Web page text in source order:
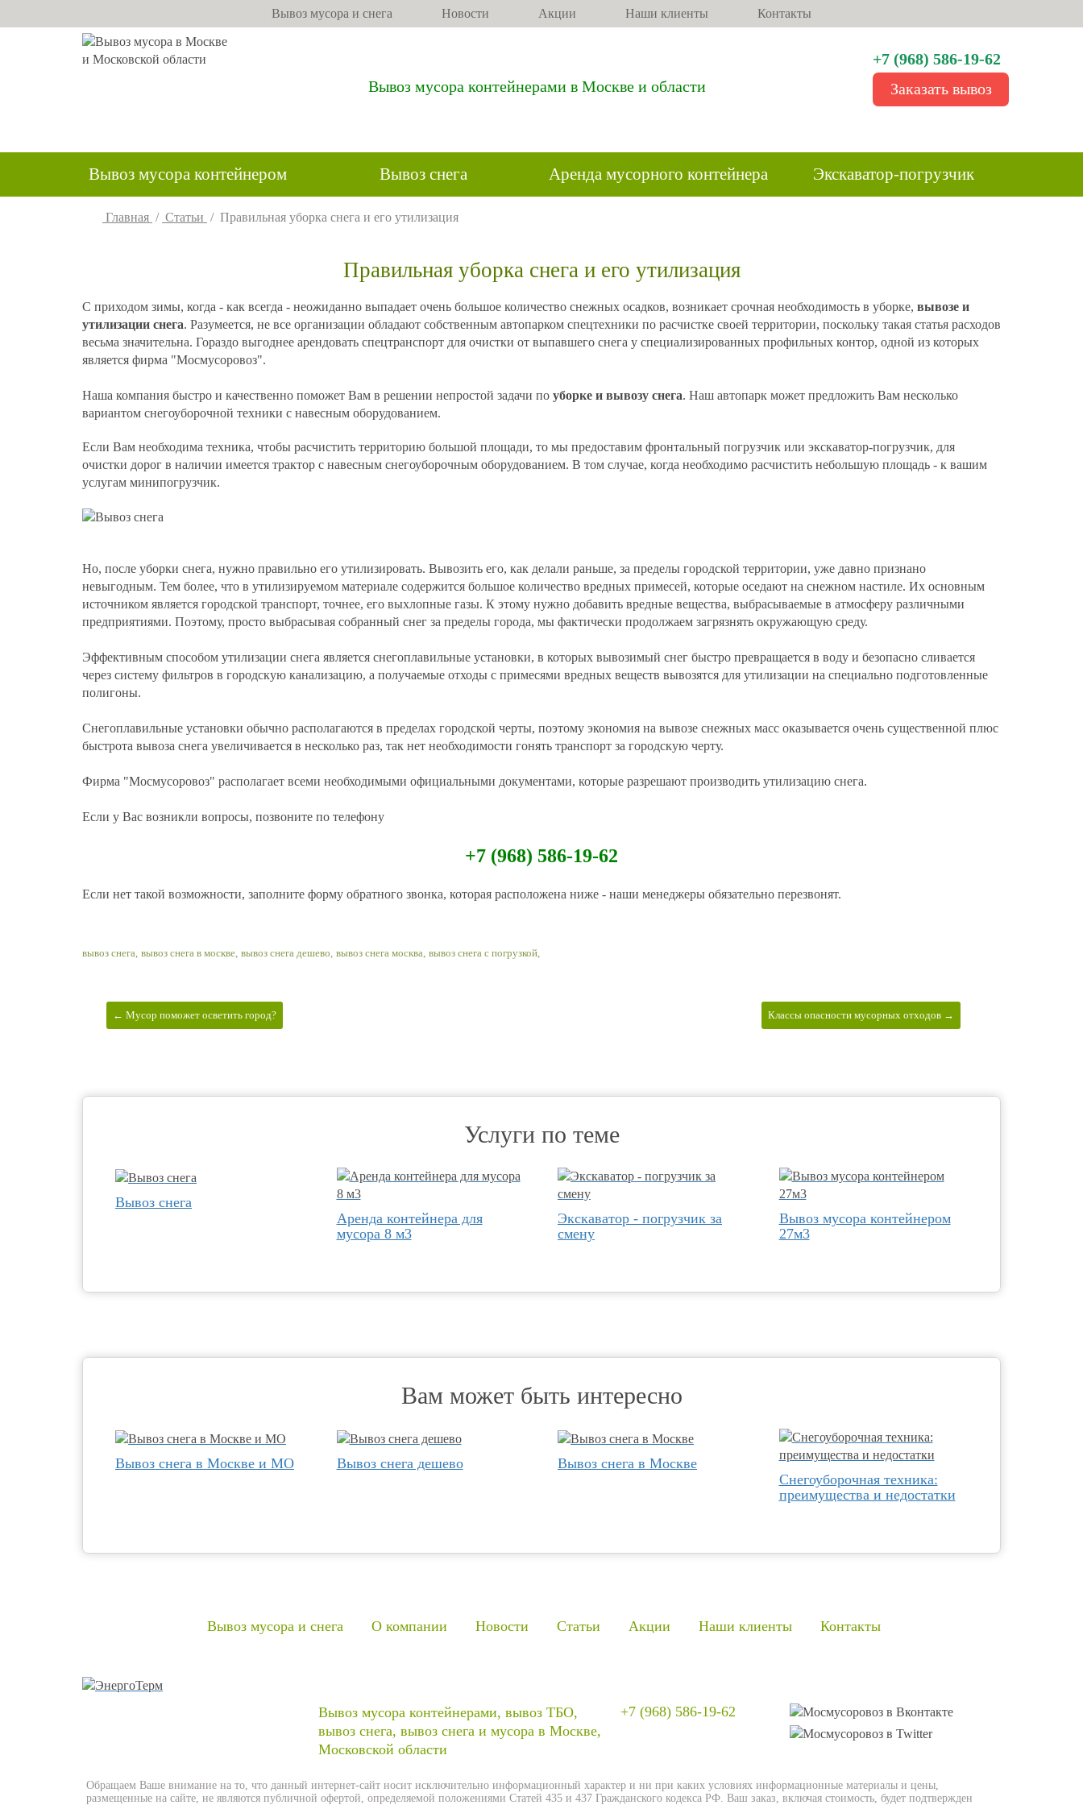
Вывоз мусора и снега Новости Акции Наши клиенты Контакты
Вывоз мусора контейнерами в Москве и области
+7 (968) 586-19-62
Заказать вывоз
Вывоз мусора контейнером Вывоз снега Аренда мусорного контейнера Экскаватор-погрузчик
Главная / Статьи / Правильная уборка снега и его утилизация
Правильная уборка снега и его утилизация
С приходом зимы, когда - как всегда - неожиданно выпадает очень большое количество снежных осадков, возникает срочная необходимость в уборке, вывозе и
утилизации снега. Разумеется, не все организации обладают собственным автопарком спецтехники по расчистке своей территории, поскольку такая статья расходов
весьма значительна. Гораздо выгоднее арендовать спецтранспорт для очистки от выпавшего снега у специализированных профильных контор, одной из которых
является фирма "Мосмусоровоз".
Наша компания быстро и качественно поможет Вам в решении непростой задачи по уборке и вывозу снега. Наш автопарк может предложить Вам несколько
вариантом снегоуборочной техники с навесным оборудованием.
Если Вам необходима техника, чтобы расчистить территорию большой площади, то мы предоставим фронтальный погрузчик или экскаватор-погрузчик, для
очистки дорог в наличии имеется трактор с навесным снегоуборочным оборудованием. В том случае, когда необходимо расчистить небольшую площадь - к вашим
услугам минипогрузчик.
Но, после уборки снега, нужно правильно его утилизировать. Вывозить его, как делали раньше, за пределы городской территории, уже давно признано
невыгодным. Тем более, что в утилизируемом материале содержится большое количество вредных примесей, которые оседают на снежном настиле. Их основным
источником является городской транспорт, точнее, его выхлопные газы. К этому нужно добавить вредные вещества, выбрасываемые в атмосферу различными
предприятиями. Поэтому, просто выбрасывая собранный снег за пределы города, мы фактически продолжаем загрязнять окружающую среду.
Эффективным способом утилизации снега является снегоплавильные установки, в которых вывозимый снег быстро превращается в воду и безопасно сливается
через систему фильтров в городскую канализацию, а получаемые отходы с примесями вредных веществ вывозятся для утилизации на специально подготовленные
полигоны.
Снегоплавильные установки обычно располагаются в пределах городской черты, поэтому экономия на вывозе снежных масс оказывается очень существенной плюс
быстрота вывоза снега увеличивается в несколько раз, так нет необходимости гонять транспорт за городскую черту.
Фирма "Мосмусоровоз" располагает всеми необходимыми официальными документами, которые разрешают производить утилизацию снега.
Если у Вас возникли вопросы, позвоните по телефону
+7 (968) 586-19-62
Если нет такой возможности, заполните форму обратного звонка, которая расположена ниже - наши менеджеры обязательно перезвонят.
вывоз снега, вывоз снега в москве, вывоз снега дешево, вывоз снега москва, вывоз снега с погрузкой,
← Мусор поможет осветить город? Классы опасности мусорных отходов →
Услуги по теме
Вывоз снега
Аренда контейнера для
мусора 8 м3
Экскаватор - погрузчик за
смену
Вывоз мусора контейнером
27м3
Вам может быть интересно
Вывоз снега в Москве и МО Вывоз снега дешево
Вывоз снега в Москве
Снегоуборочная техника:
преимущества и недостатки
Вывоз мусора и снега О компании Новости Статьи Акции Наши клиенты Контакты
Вывоз мусора контейнерами, вывоз ТБО,
вывоз снега, вывоз снега и мусора в Москве,
Московской области
+7 (968) 586-19-62
Обращаем Ваше внимание на то, что данный интернет-сайт носит исключительно информационный характер и ни при каких условиях информационные материалы и цены,
размещенные на сайте, не являются публичной офертой, определяемой положениями Статей 435 и 437 Гражданского кодекса РФ. Ваш заказ, включая стоимость, будет подтвержден